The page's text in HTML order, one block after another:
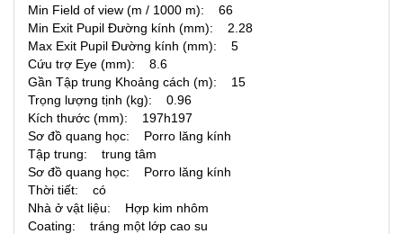
Min Field of view (m / 1000 m): 66
Min Exit Pupil Đường kính (mm): 2.28
Max Exit Pupil Đường kính (mm): 5
Cứu trợ Eye (mm): 8.6
Gần Tập trung Khoảng cách (m): 15
Trọng lượng tịnh (kg): 0.96
Kích thước (mm): 197h197
Sơ đồ quang học: Porro lăng kính
Tập trung: trung tâm
Sơ đồ quang học: Porro lăng kính
Thời tiết: có
Nhà ở vật liệu: Hợp kim nhôm
Coating: tráng một lớp cao su